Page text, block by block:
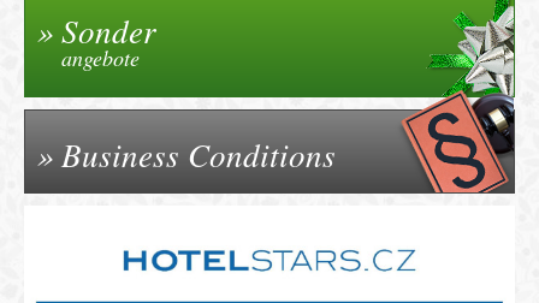
Sonder
angebote
Business Conditions